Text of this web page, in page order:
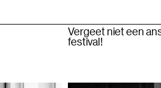
Vergeet niet een
festival!